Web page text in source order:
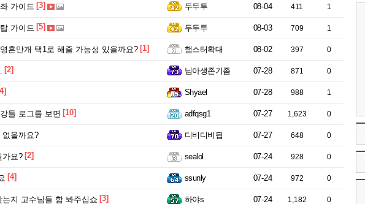
가이드 [3] 두두투 08-04 411 1
가이드 [5] 두두투 08-03 709 1
혼만개 택1로 해줄 가능성 있을까요? [1] 햄스터확대 08-02 397 0
[2] 님아생존기좀 07-28 871 0
Shyael 07-28 988 1
들 로그를 보면 [10] adfqsg1 07-27 1,623 0
없을까요? 디비디비딉 07-27 648 0
가요? [2] sealol 07-24 928 0
[4] ssunly 07-24 972 0
지 고수님들 함 봐주십쇼 [3] 하야s 07-24 1,182 0